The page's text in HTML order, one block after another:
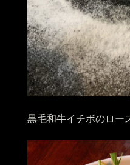
黒毛和牛イチボのロー